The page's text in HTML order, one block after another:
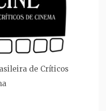
de Críticos